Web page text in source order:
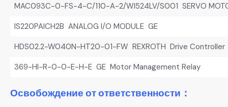
MAC093C-0-FS-4-C/110-A-2/WI524LV/S001 SERVO
IS220PAICH2B ANALOG I/O MODULE GE
HDS02.2-W040N-HT20-01-FW REXROTH Drive Controller
369-HI-R-0-0-E-H-E GE Motor Management Relay
Освобождение от ответственности：